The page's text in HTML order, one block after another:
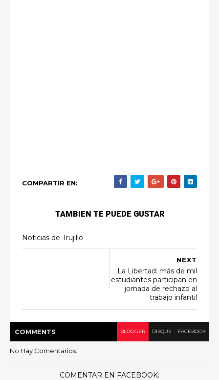
COMPARTIR EN:
TAMBIEN TE PUEDE GUSTAR
Noticias de Trujillo
NEXT
La Libertad: más de mil
estudiantes participan en
jornada de rechazo al
trabajo infantil
COMMENTS BLOGGER DISQUS FACEBOOK
No Hay Comentarios:
COMENTAR EN FACEBOOK: